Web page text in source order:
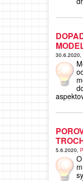
30.6.2020,
5.6.2020,